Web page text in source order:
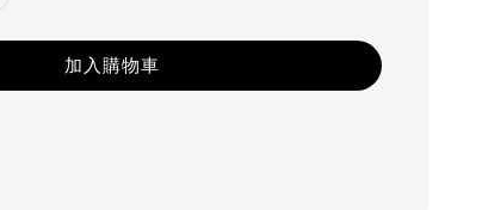
加入購物車